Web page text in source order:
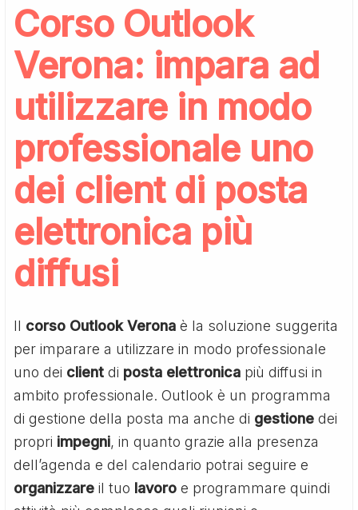
Corso Outlook
Verona: impara ad
utilizzare in modo
professionale uno
dei client di posta
elettronica più
diffusi
Il corso Outlook Veronaè la soluzione suggerita
per imparare a utilizzare in modo professionale
uno dei client di posta elettronica più diffusi in
ambito professionale. Outlook è un programma
di gestione della posta ma anche di gestione dei
propri impegni, in quanto grazie alla presenza
dell’agenda e del calendario potrai seguire e
organizzare il tuo lavoro e programmare quindi